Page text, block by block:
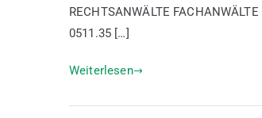
RECHTSANWÄLTE
0511.35 […]
Weiterlesen